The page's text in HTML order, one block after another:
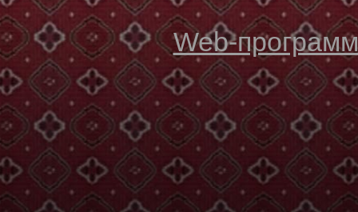
Web-